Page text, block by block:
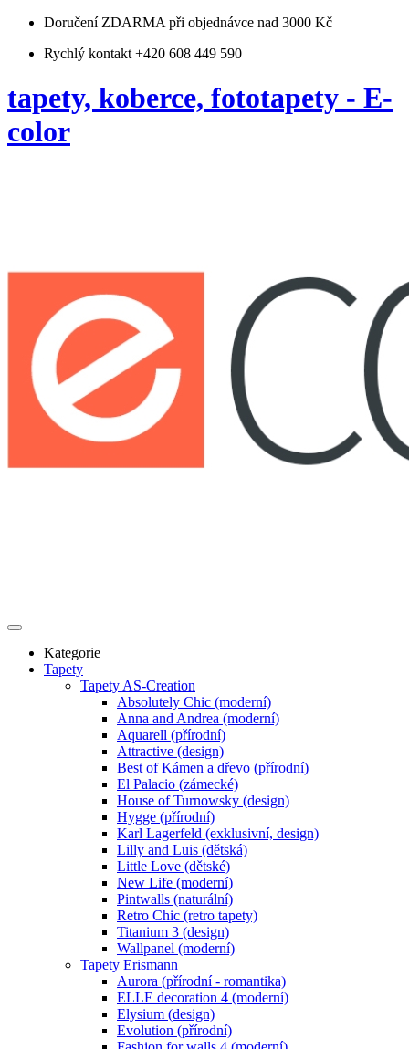
Doručení ZDARMA při objednávce nad 3000 Kč
Rychlý kontakt +420 608 449 590
tapety, koberce, fototapety - E-
color
Kategorie
Tapety
Tapety AS-Creation
Absolutely Chic (moderní)
Anna and Andrea (moderní)
Aquarell (přírodní)
Attractive (design)
Best of Kámen a dřevo (přírodní)
El Palacio (zámecké)
House of Turnowsky (design)
Hygge (přírodní)
Karl Lagerfeld (exklusivní, design)
Lilly and Luis (dětská)
Little Love (dětské)
New Life (moderní)
Pintwalls (naturální)
Retro Chic (retro tapety)
Titanium 3 (design)
Wallpanel (moderní)
Tapety Erismann
Aurora (přírodní - romantika)
ELLE decoration 4 (moderní)
Elysium (design)
Evolution (přírodní)